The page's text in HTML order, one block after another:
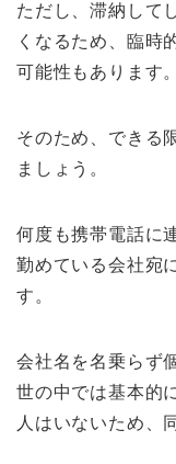
ただし、滞納して
くなるため、臨時
可能性もあります。
そのため、できる
ましょう。
何度も携帯電話に
勤めている会社宛
す。
会社名を名乗らず
世の中では基本的
人はいないため、